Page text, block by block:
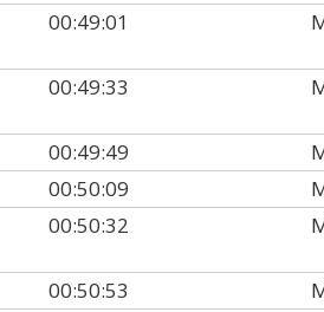
00:49:01
00:49:33
00:49:49
00:50:09
00:50:32
00:50:53